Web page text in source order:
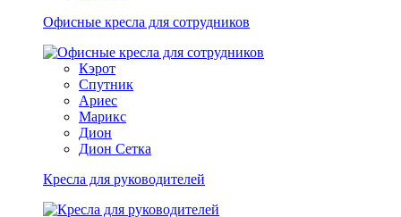
Офисные кресла для сотрудников
Кэрот
Спутник
Ариес
Марикс
Дион
Дион Сетка
Кресла для руководителей